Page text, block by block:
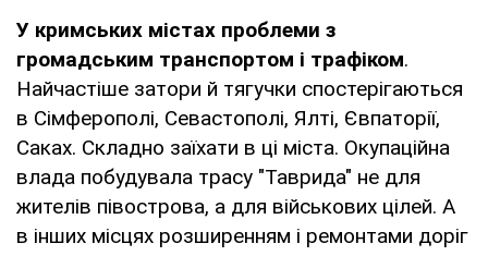
У кримських містах проблеми з
громадським транспортом і трафіком.
Найчастіше затори й тягучки спостерігаються
в Сімферополі, Севастополі, Ялті, Євпаторії,
Саках. Складно заїхати в ці міста. Окупаційна
влада побудувала трасу "Таврида" не для
жителів півострова, а для військових цілей. А
в інших місцях розширенням і ремонтами доріг